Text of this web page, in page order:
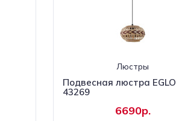
Люстры
Подвесная люстра EGLO
43269
6690р.